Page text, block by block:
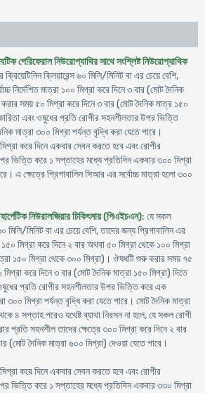
পেরিফেরাল নিউরোপ্যাথির সাথে সংশ্লিষ্ট নিউরোপ্যাথিক
ক্লিয়ারেন্স ৬০ মিলি/মিনিট বা এর চেয়ে বেশি,
নির্দেশিত মাত্রা ১০০ মিগ্রা করে দিনে ৩ বার (মোট দৈনিক
সময় ৫০ মিগ্রা করে দিনে ৩ বার (মোট দৈনিক মাত্র ১৫০
এবং ওষুধের প্রতি রোগীর সহনশীলতার উপর ভিত্তি
মাত্রা ৩০০ মিগ্রা পর্যন্ত বৃদ্ধি করা যেতে পারে।
করে দিনে একবার সেবন করতে হবে এবং রোগীর
ভিত্তি করে ১ সপ্তাহের মধ্যে প্রতিদিন একবার ৩০০ মিগ্রা
এ ক্ষেত্রে প্রিগাবালিন সিআর এর সর্বোচ্চ মাত্রা হলো ৩০০
নিউরালজিয়ার চিকিৎসায় (পিএইচএন): যে সকল
মিলি/মিনিট বা এর চেয়ে বেশি, তাদের জন্য প্রিগাবালিন এর
১৫০ মিগ্রা করে দিনে ২ বার অথবা ৫০ মিগ্রা থেকে ১০০ মিগ্রা
১৫০ মিগ্রা থেকে ৩০০ মিগ্রা)। ঔষধটি শুরু করার সময় ৭৫
করে দিনে ৩ বার (মোট দৈনিক মাত্রা ১৫০ মিগ্রা) দিতে
প্রতি রোগীর সহনশীলতার উপর ভিত্তি করে এক
৩০০ মিগ্রা পর্যন্ত বৃদ্ধি করা যেতে পারে। মোট দৈনিক মাত্রা
৪ সপ্তাহ পরেও যথেষ্ট ব্যাথা নিরসন না হলে, যে সকল রোগী
প্রতি সহনশীল তাদের ক্ষেত্রে ৩০০ মিগ্রা করে দিনে ২ বার
(মোট দৈনিক মাত্রা ৬০০ মিগ্রা) দেওয়া যেতে পারে।
করে দিনে একবার সেবন করতে হবে এবং রোগীর
ভিত্তি করে ১ সপ্তাহের মধ্যে প্রতিদিন একবার ৩৩০ মিগ্রা